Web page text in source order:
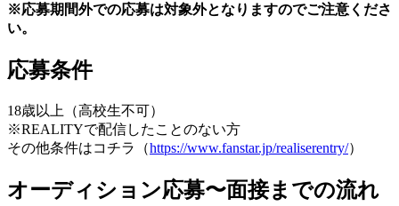
※応募期間外での応募は対象外となりますのでご注意くださ
い。
応募条件
18歳以上（高校生不可）
※REALITYで配信したことのない方
その他条件はコチラ（https://www.fanstar.jp/realiserentry/）
オーディション応募〜面接までの流れ